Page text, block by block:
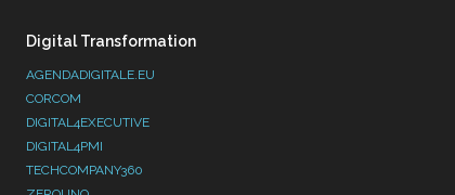
Digital Transformation
AGENDADIGITALE.EU
CORCOM
DIGITAL4EXECUTIVE
DIGITAL4PMI
TECHCOMPANY360